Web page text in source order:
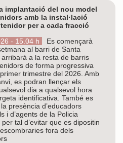
implantació del nou model
amb la instal·lació
per a cada fracció
- 15.04 h
Es començarà
al barri de Santa
arribarà a la resta de barris
de forma progressiva
trimestre del 2026. Amb
es podran llençar els
dia a qualsevol hora
identificativa. També es
presència d’educadors
i d’agents de la Policia
tal d’evitar que es dipositin
fora dels